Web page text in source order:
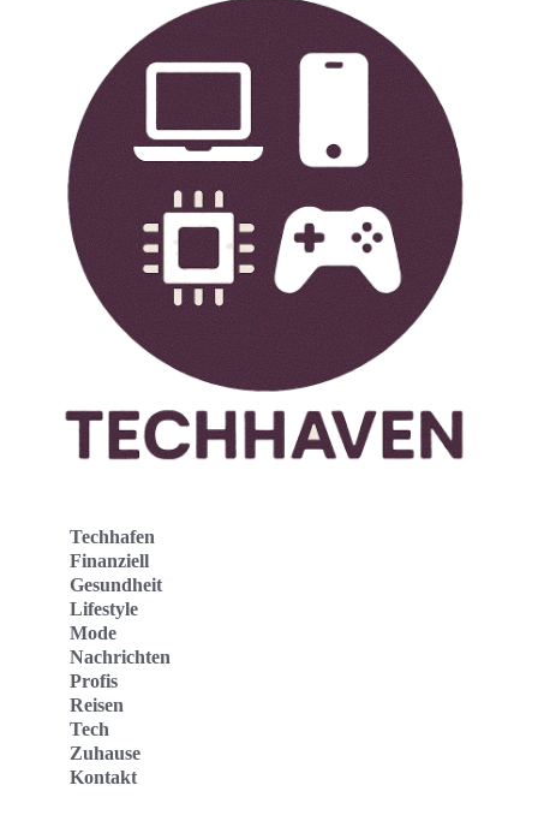
Techhafen
Finanziell
Gesundheit
Lifestyle
Mode
Nachrichten
Profis
Reisen
Tech
Zuhause
Kontakt